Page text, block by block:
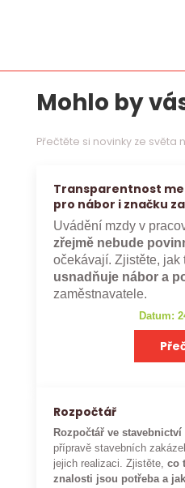
Mohlo by
Přečtěte si novinky ze světa
Transparentnost
pro nábor i značku
Uvádění mzdy v
zřejmě nebude
očekávají. Zjistěte, jak
usnadňuje nábor a
zaměstnavatele.
Datum:
Rozpočtář
Rozpočtář ve stavebnictví
přípravě stavebních
jejich realizaci. Zjistěte,co
znalosti jsou potřeba a